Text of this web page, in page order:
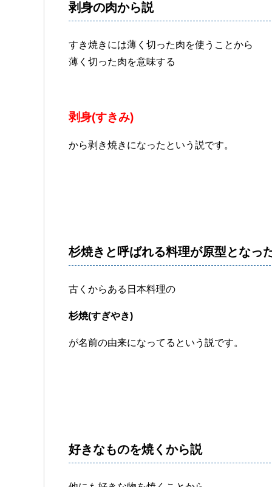
剥身の肉から説
すき焼きには薄く切った肉を使うことから
薄く切った肉を意味する
剥身(すきみ)
から剥き焼きになったという説です。
杉焼きと呼ばれる料理が原型となっ
古くからある日本料理の
杉焼(すぎやき)
が名前の由来になってるという説です。
好きなものを焼くから説